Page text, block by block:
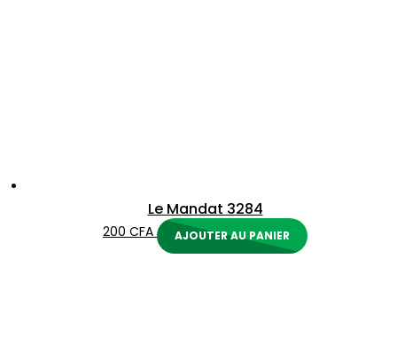
Le Mandat 3284
200 CFA AJOUTER AU PANIER